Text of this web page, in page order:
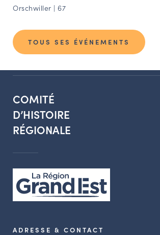
Orschwiller | 67
TOUS SES ÉVÉNEMENTS
COMITÉ
D’HISTOIRE
RÉGIONALE
ADRESSE & CONTACT